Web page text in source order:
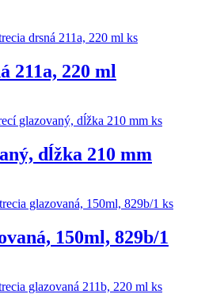
211a, 220 ml
dĺžka 210 mm
150ml, 829b/1